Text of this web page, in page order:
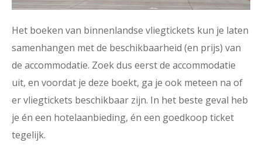
Het boeken van binnenlandse vliegtickets kun je laten
samenhangen met de beschikbaarheid (en prijs) van
de accommodatie. Zoek dus eerst de accommodatie
uit, en voordat je deze boekt, ga je ook meteen na of
er vliegtickets beschikbaar zijn. In het beste geval heb
je én een hotelaanbieding, én een goedkoop ticket
tegelijk.